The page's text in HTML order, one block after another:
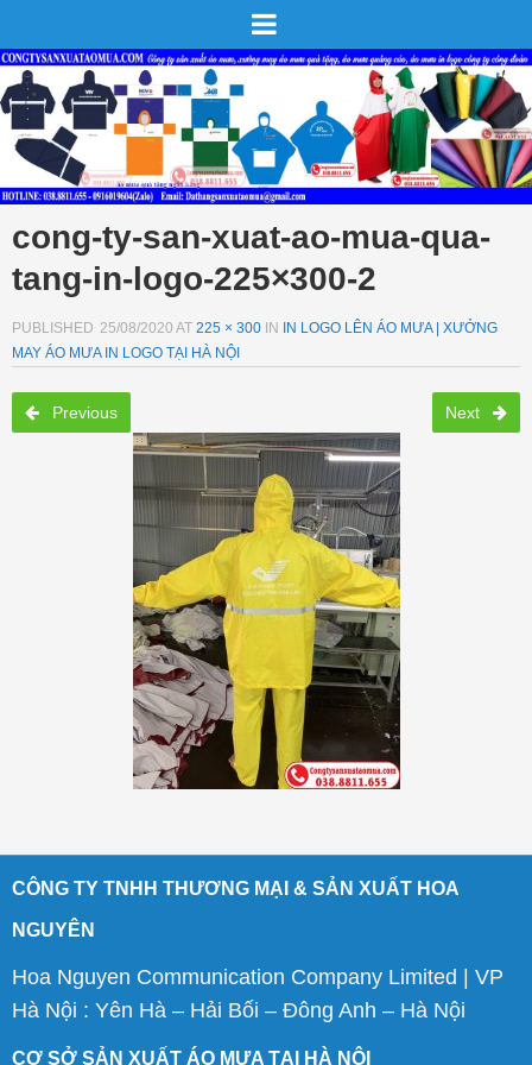
cong-ty-san-xuat-ao-mua-qua-
tang-in-logo-225×300-2
PUBLISHED 25/08/2020 AT 225 × 300 IN IN LOGO LÊN ÁO MƯA | XƯỞNG
MAY ÁO MƯA IN LOGO TẠI HÀ NỘI
Previous Next
CÔNG TY TNHH THƯƠNG MẠI & SẢN XUẤT HOA
NGUYÊN
Hoa Nguyen Communication Company Limited | VP
Hà Nội : Yên Hà – Hải Bối – Đông Anh – Hà Nội
CƠ SỞ SẢN XUẤT ÁO MƯA TẠI HÀ NỘI